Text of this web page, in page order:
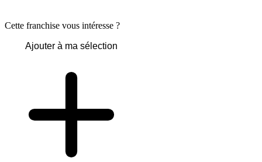
Cette franchise vous intéresse ?
Ajouter à ma sélection